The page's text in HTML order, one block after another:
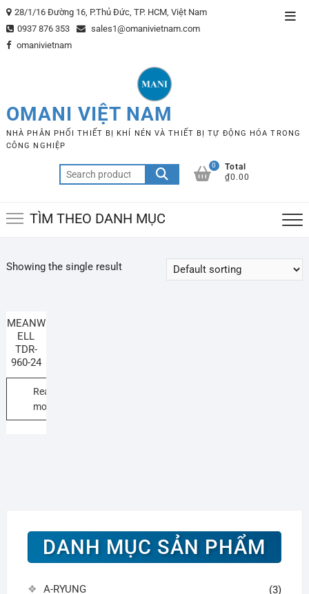
Skip
to
content
28/1/16 Đường 16, P.Thủ Đức, TP. HCM, Việt Nam
0937 876 353
sales1@omanivietnam.com
omanivietnam
OMANI VIỆT NAM
NHÀ PHÂN PHỐI THIẾT BỊ KHÍ NÉN VÀ THIẾT BỊ TỰ ĐỘNG HÓA TRONG
CÔNG NGHIỆP
Search
for:
0
Total
₫0.00
TÌM THEO DANH MỤC
Showing the single result
MEANW
ELL
TDR-
960-24
Read
more
DANH MỤC SẢN PHẨM
A-RYUNG (3)